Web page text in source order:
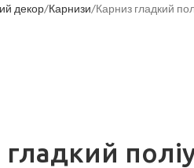
декор Карнизи Карниз гладкий